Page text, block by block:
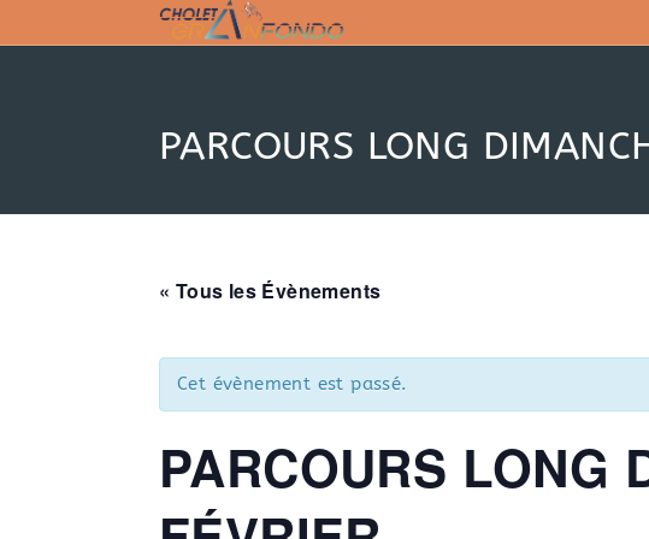
to
PARCOURS LONG
« Tous les Évènements
Cet évènement est passé.
PARCOURS LONG